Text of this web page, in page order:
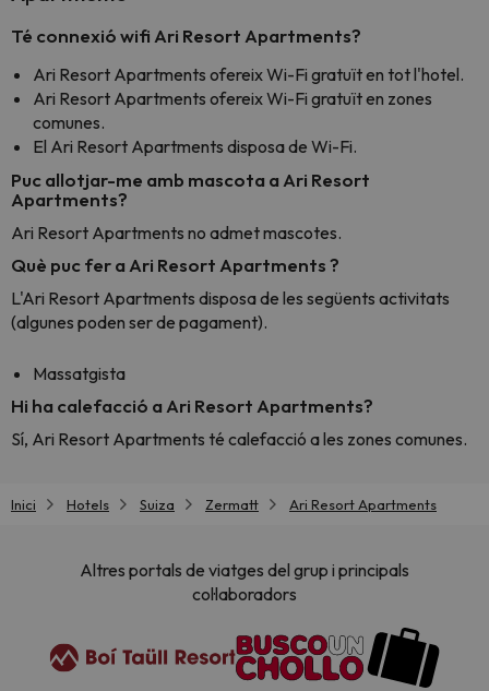
Té connexió wifi Ari Resort Apartments?
Ari Resort Apartments ofereix Wi-Fi gratuït en tot l'hotel.
Ari Resort Apartments ofereix Wi-Fi gratuït en zones
comunes.
El Ari Resort Apartments disposa de Wi-Fi.
Puc allotjar-me amb mascota a Ari Resort
Apartments?
Ari Resort Apartments no admet mascotes.
Què puc fer a Ari Resort Apartments ?
L'Ari Resort Apartments disposa de les següents activitats
(algunes poden ser de pagament).
Massatgista
Hi ha calefacció a Ari Resort Apartments?
Sí, Ari Resort Apartments té calefacció a les zones comunes.
Inici Hotels Suiza Zermatt Ari Resort Apartments
Altres portals de viatges del grup i principals
col·laboradors